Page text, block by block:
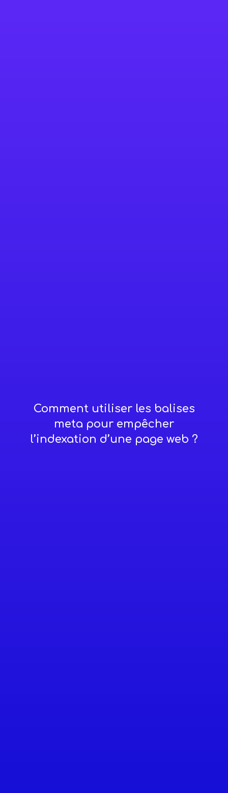
Comment utiliser les balises
meta pour empêcher
l’indexation d’une page web ?